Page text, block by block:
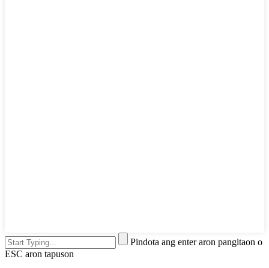
Pindota ang enter aron pangitaon o
ESC aron tapuson